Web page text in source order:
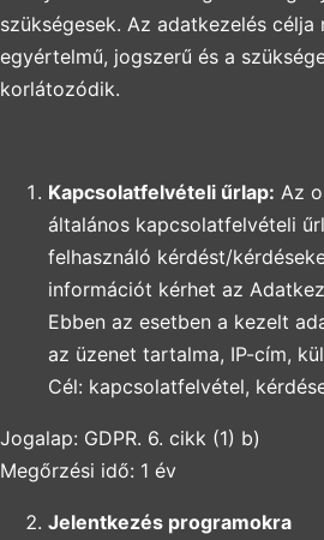
szükségesek. Az adatkezelés célja
egyértelmű, jogszerű és a
korlátozódik.
Kapcsolatfelvételi űrlap: Az
általános kapcsolatfelvételi
felhasználó kérdést/
információt kérhet az
Ebben az esetben a kezelt
az üzenet tartalma, IP-cím,
Cél: kapcsolatfelvétel,
Jogalap: GDPR. 6. cikk (1) b)
Megőrzési idő: 1 év
Jelentkezés programokra